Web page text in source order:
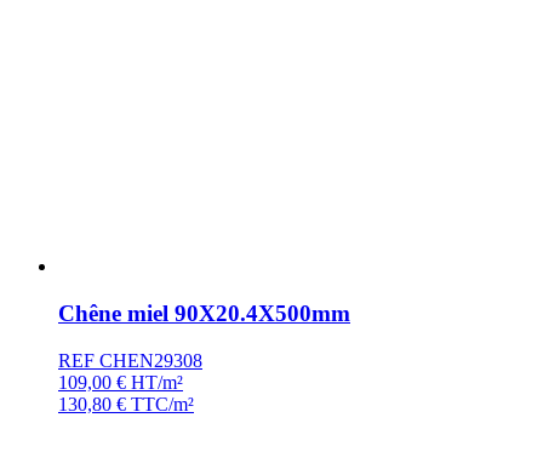
Chêne miel 90X20.4X500mm
REF CHEN29308
109,00 € HT/m²
130,80 € TTC/m²